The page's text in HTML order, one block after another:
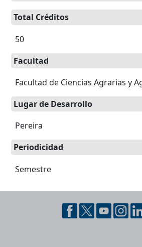
Total Créditos
50
Facultad
Facultad de Ciencias Agrarias y
Lugar de Desarrollo
Pereira
Periodicidad
Semestre
Pie de página con información de